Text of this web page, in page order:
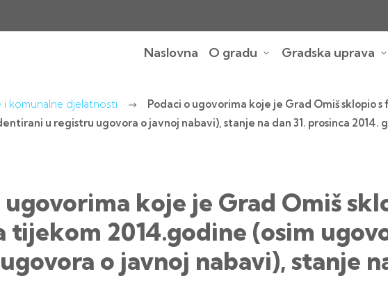
Naslovna O gradu Gradska uprava
i komunalne djelatnosti
Podaci o ugovorima koje je Grad Omiš sklopio
u registru ugovora o javnoj nabavi), stanje na dan 31. prosinca 2014.
ugovorima koje je Grad Omiš
tijekom 2014.godine (osim
o javnoj nabavi), stanje